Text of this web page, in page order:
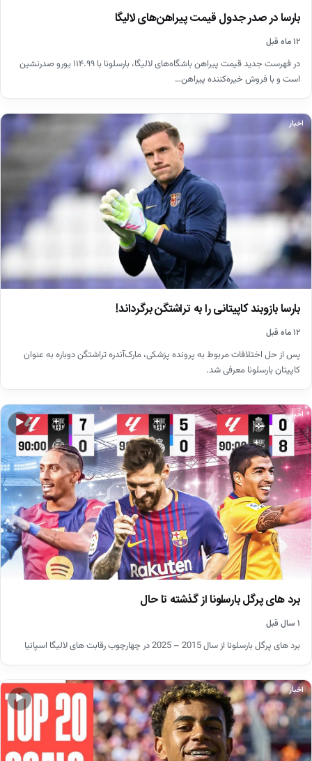
بارسا در صدر جدول قیمت پیراهن‌های لالیگا
۱۲ ماه قبل
در فهرست جدید قیمت پیراهن باشگاه‌های لالیگا، بارسلونا با ۱۱۴.۹۹ یورو صدرنشین
است و با فروش خیره‌کننده پیراهن…
اخبار
بارسا بازوبند کاپیتانی را به تراشتگن برگرداند!
۱۲ ماه قبل
پس از حل اختلافات مربوط به پرونده پزشکی، مارک‌آندره تراشتگن دوباره به عنوان
کاپیتان بارسلونا معرفی شد.
▶
اخبار
برد های پرگل بارسلونا از گذشته تا حال
۱ سال قبل
برد های پرگل بارسلونا از سال 2015 – 2025 در چهارچوب رقابت های لالیگا اسپانیا
▶
اخبار